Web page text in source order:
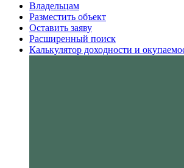
Владельцам
Разместить объект
Оставить заяву
Расширенный поиск
Калькулятор доходности и